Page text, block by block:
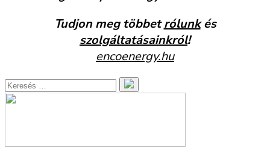
Tudjon meg többetrólunkés
szolgáltatásainkról!
encoenergy.hu